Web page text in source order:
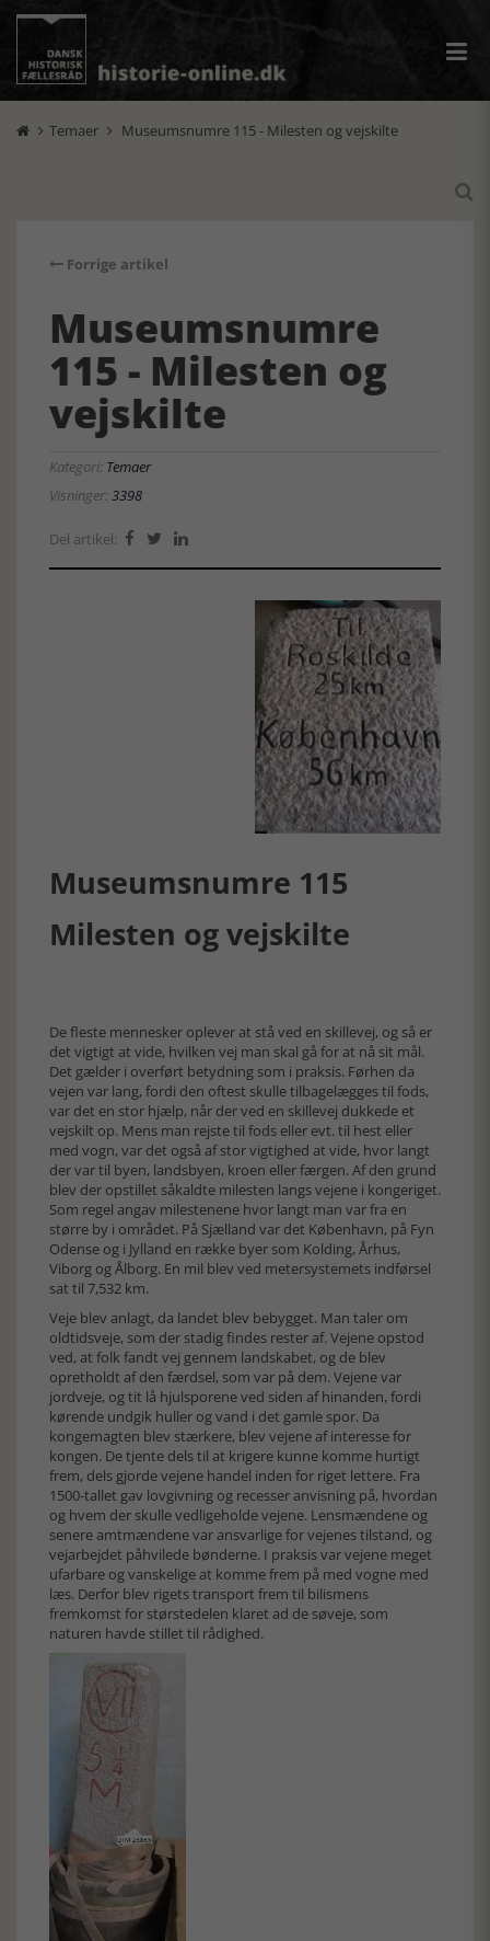
 Temaer  Museumsnumre 115 - Milesten og vejskilte

Forrige artikel
Museumsnumre
115 - Milesten og
vejskilte
Kategori: Temaer
Visninger:3398
Del artikel:   
Museumsnumre 115
Milesten og vejskilte
De fleste mennesker oplever at stå ved en skillevej, og så er
det vigtigt at vide, hvilken vej man skal gå for at nå sit mål.
Det gælder i overført betydning som i praksis. Førhen da
vejen var lang, fordi den oftest skulle tilbagelægges til fods,
var det en stor hjælp, når der ved en skillevej dukkede et
vejskilt op. Mens man rejste til fods eller evt. til hest eller
med vogn, var det også af stor vigtighed at vide, hvor langt
der var til byen, landsbyen, kroen eller færgen. Af den grund
blev der opstillet såkaldte milesten langs vejene i kongeriget.
Som regel angav milestenene hvor langt man var fra en
større by i området. På Sjælland var det København, på Fyn
Odense og i Jylland en række byer som Kolding, Århus,
Viborg og Ålborg. En mil blev ved metersystemets indførsel
sat til 7,532 km.
Veje blev anlagt, da landet blev bebygget. Man taler om
oldtidsveje, som der stadig findes rester af. Vejene opstod
ved, at folk fandt vej gennem landskabet, og de blev
opretholdt af den færdsel, som var på dem. Vejene var
jordveje, og tit lå hjulsporene ved siden af hinanden, fordi
kørende undgik huller og vand i det gamle spor. Da
kongemagten blev stærkere, blev vejene af interesse for
kongen. De tjente dels til at krigere kunne komme hurtigt
frem, dels gjorde vejene handel inden for riget lettere. Fra
1500-tallet gav lovgivning og recesser anvisning på, hvordan
og hvem der skulle vedligeholde vejene. Lensmændene og
senere amtmændene var ansvarlige for vejenes tilstand, og
vejarbejdet påhvilede bønderne. I praksis var vejene meget
ufarbare og vanskelige at komme frem på med vogne med
læs. Derfor blev rigets transport frem til bilismens
fremkomst for størstedelen klaret ad de søveje, som
naturen havde stillet til rådighed.